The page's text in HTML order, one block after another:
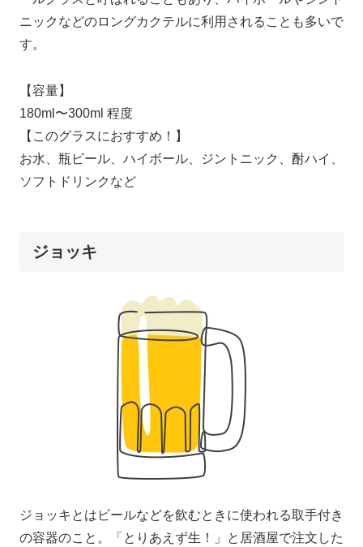
ニックなどのロングカクテルに利用されることも多いで
す。
【容量】
180ml〜300ml 程度
【このグラスにおすすめ！】
お水、瓶ビール、ハイボール、ジントニック、酎ハイ、
ソフトドリンクなど
ジョッキ
ジョッキとはビールなどを飲むときに使われる取手付き
の容器のこと。「とりあえず生！」と居酒屋で注文した